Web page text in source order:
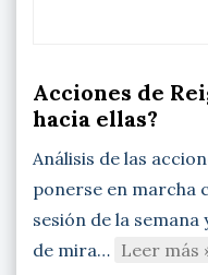
Acciones de
hacia ellas?
Análisis de las
ponerse en marcha
sesión de la
de mira… Leer más